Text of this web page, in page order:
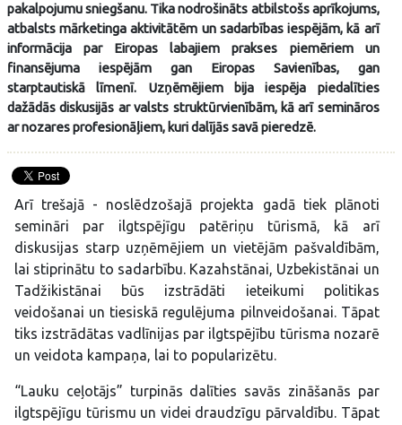
pakalpojumu sniegšanu. Tika nodrošināts atbilstošs aprīkojums,
atbalsts mārketinga aktivitātēm un sadarbības iespējām, kā arī
informācija par Eiropas labajiem prakses piemēriem un
finansējuma iespējām gan Eiropas Savienības, gan
starptautiskā līmenī. Uzņēmējiem bija iespēja piedalīties
dažādās diskusijās ar valsts struktūrvienībām, kā arī semināros
ar nozares profesionāļiem, kuri dalījās savā pieredzē.
Arī trešajā - noslēdzošajā projekta gadā tiek plānoti
semināri par ilgtspējīgu patēriņu tūrismā, kā arī
diskusijas starp uzņēmējiem un vietējām pašvaldībām,
lai stiprinātu to sadarbību. Kazahstānai, Uzbekistānai un
Tadžikistānai būs izstrādāti ieteikumi politikas
veidošanai un tiesiskā regulējuma pilnveidošanai. Tāpat
tiks izstrādātas vadlīnijas par ilgtspējību tūrisma nozarē
un veidota kampaņa, lai to popularizētu.
“Lauku ceļotājs” turpinās dalīties savās zināšanās par
ilgtspējīgu tūrismu un videi draudzīgu pārvaldību. Tāpat